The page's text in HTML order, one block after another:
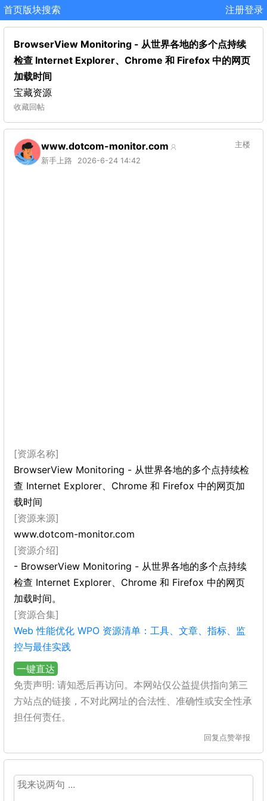
首页版块搜索 注册登录
BrowserView Monitoring - 从世界各地的多个点持续
检查 Internet Explorer、Chrome 和 Firefox 中的网页
加载时间
宝藏资源
收藏回帖
www.dotcom-monitor.com
新手上路 2026-6-24 14:42
主楼
[资源名称]
BrowserView Monitoring - 从世界各地的多个点持续检
查 Internet Explorer、Chrome 和 Firefox 中的网页加
载时间
[资源来源]
www.dotcom-monitor.com
[资源介绍]
- BrowserView Monitoring - 从世界各地的多个点持续
检查 Internet Explorer、Chrome 和 Firefox 中的网页
加载时间。
[资源合集]
Web 性能优化 WPO 资源清单：工具、文章、指标、监
控与最佳实践
一键直达
免责声明: 请知悉后再访问。本网站仅公益提供指向第三
方站点的链接，不对此网址的合法性、准确性或安全性承
担任何责任。
回复 点赞举报